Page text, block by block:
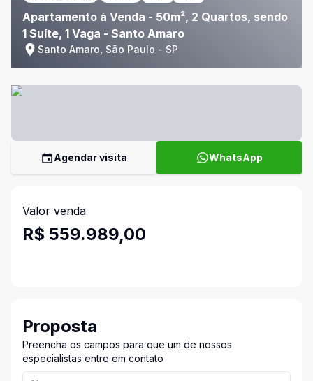
Apartamento à Venda - 50m², 2 Quartos, sendo
1 Suíte, 1 Vaga - Santo Amaro
Santo Amaro, São Paulo - SP
Agendar visita WhatsApp
Valor venda
R$ 559.989,00
Proposta
Preencha os campos para que um de nossos
especialistas entre em contato